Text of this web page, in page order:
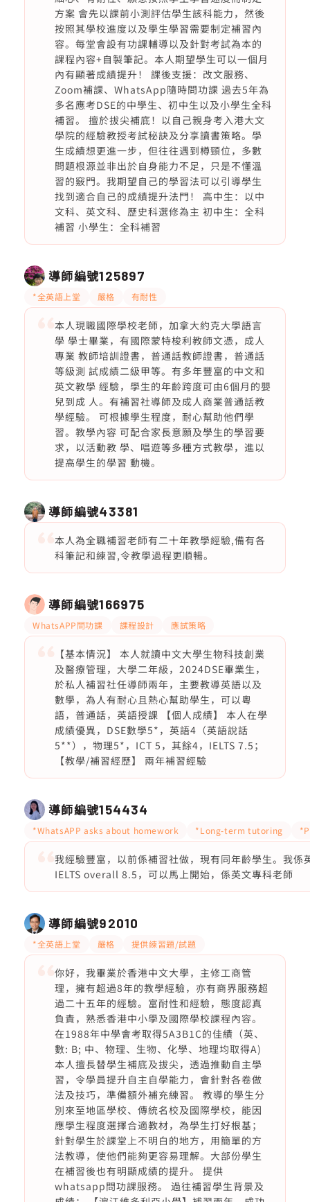
方案 會先以課前小測評估學生該科能力，然後
按照其學校進度以及學生學習需要制定補習內
容。每堂會設有功課輔導以及針對考試為本的
課程內容+自製筆記。本人期望學生可以一個月
內有顯著成績提升！ 課後支援：改文服務、
Zoom補課、WhatsApp隨時問功課 過去5年為
多名應考DSE的中學生、初中生以及小學生全科
補習。 擅於拔尖補底！以自己親身考入港大文
學院的經驗教授考試秘訣及分享讀書策略。學
生成績想更進一步，但往往遇到樽頸位，多數
問題根源並非出於自身能力不足，只是不懂溫
習的竅門。我期望自己的學習法可以引導學生
找到適合自己的成績提升法門！ 高中生：以中
文科、英文科、歷史科選修為主 初中生：全科
補習 小學生：全科補習
導師編號125897
*全英語上堂 嚴格 有耐性
本人現職國際學校老師，加拿大約克大學語言
學 學士畢業，有國際蒙特梭利教師文憑，成人
專業 教師培訓證書，普通話教師證書，普通話
等級測 試成績二級甲等。有多年豐富的中文和
英文教學 經驗，學生的年齡跨度可由6個月的嬰
兒到成 人。有補習社導師及成人商業普通話教
學經驗。 可根據學生程度，耐心幫助他們學
習。教學內容 可配合家長意願及學生的學習要
求，以活動教 學、唱遊等多種方式教學，進以
提高學生的學習 動機。
導師編號43381
本人為全職補習老師有二十年教學經驗,備有各
科筆記和練習,令教學過程更順暢。
導師編號166975
WhatsAPP問功課 課程設計 應試策略
【基本情況】 本人就讀中文大學生物科技創業
及醫療管理，大學二年級，2024DSE畢業生，
於私人補習社任導師兩年，主要教導英語以及
數學，為人有耐心且熱心幫助學生，可以粵
語，普通話，英語授課 【個人成績】 本人在學
成績優異，DSE數學5*，英語4（英語說話
5**），物理5*，ICT 5，其餘4，IELTS 7.5；
【教學/補習經歷】 兩年補習經驗
導師編號154434
*WhatsAPP asks about homework *Long-term tutoring
我經驗豐富，以前係補習社做，現有同年齡學生。我
IELTS overall 8.5，可以馬上開始，係英文專科老師
導師編號92010
*全英語上堂 嚴格 提供練習題/試題
你好，我畢業於香港中文大學，主修工商管
理，擁有超過8年的教學經驗，亦有商界服務超
過二十五年的經驗。富耐性和經驗，態度認真
負責，熟悉香港中小學及國際學校課程內容。
在1988年中學會考取得5A3B1C的佳績（英、
數: B; 中、物理、生物、化學、地理均取得A)
本人擅長替學生補底及拔尖，透過推動自主學
習，令學員提升自主自學能力，會針對各卷做
法及技巧，準備額外補充練習。 教導的學生分
別來至地區學校、傳統名校及國際學校，能因
應學生程度選擇合適教材，為學生打好根基；
針對學生於課堂上不明白的地方，用簡單的方
法教導，使他們能夠更容易理解。大部份學生
在補習後也有明顯成績的提升。 提供
whatsapp問功課服務。 過往補習學生背景及